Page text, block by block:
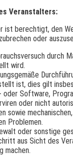
Veranstalters:
ist berechtigt, den
oder
durch
wird.
ist, dies gilt
oder Software,
oder nicht
sowie
Problemen.
oder sonstige
aus Sicht des
machen.